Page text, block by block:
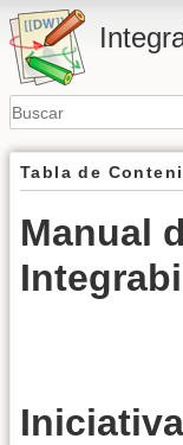
Tabla de
Manual